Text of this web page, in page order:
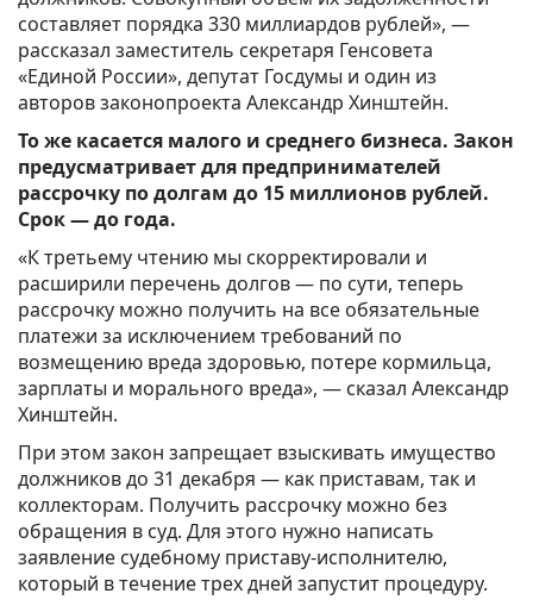
составляет порядка 330 миллиардов рублей», —
рассказал заместитель секретаря Генсовета
«Единой России», депутат Госдумы и один из
авторов законопроекта Александр Хинштейн.
То же касается малого и среднего бизнеса. Закон
предусматривает для предпринимателей
рассрочку по долгам до 15 миллионов рублей.
Срок — до года.
«К третьему чтению мы скорректировали и
расширили перечень долгов — по сути, теперь
рассрочку можно получить на все обязательные
платежи за исключением требований по
возмещению вреда здоровью, потере кормильца,
зарплаты и морального вреда», — сказал Александр
Хинштейн.
При этом закон запрещает взыскивать имущество
должников до 31 декабря — как приставам, так и
коллекторам. Получить рассрочку можно без
обращения в суд. Для этого нужно написать
заявление судебному приставу-исполнителю,
который в течение трех дней запустит процедуру.